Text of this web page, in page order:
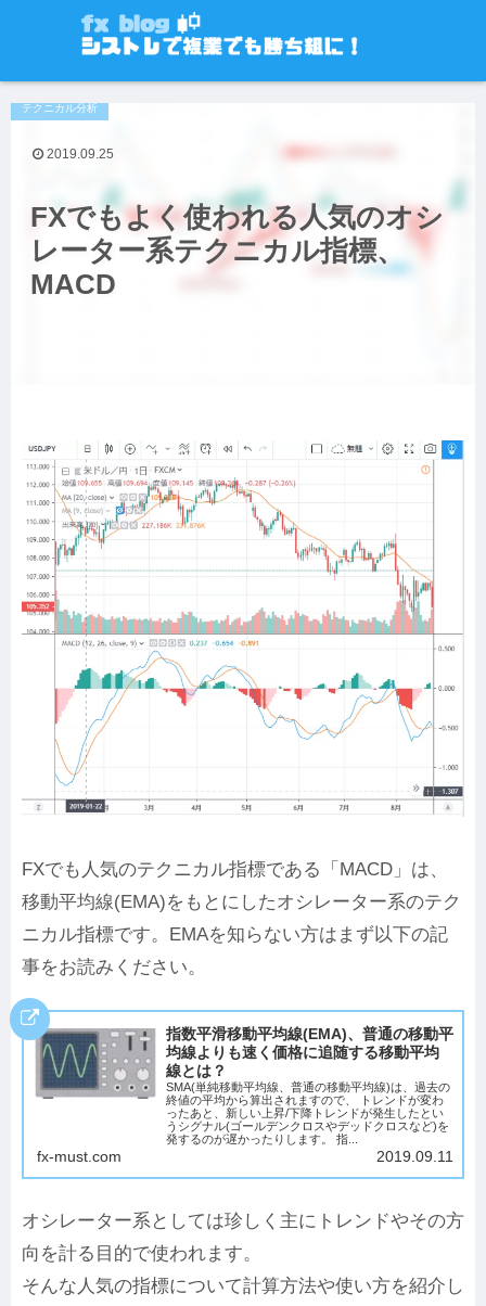
FXでもよく使われる人気のオシ
レーター系テクニカル指標、
MACD
テクニカル分析
2019.09.25
FXでも人気のテクニカル指標である「MACD」は、
移動平均線(EMA)をもとにしたオシレーター系のテク
ニカル指標です。EMAを知らない方はまず以下の記
事をお読みください。
指数平滑移動平均線(EMA)、普通の移動平
均線よりも速く価格に追随する移動平均
線とは？
SMA(単純移動平均線、普通の移動平均線)は、過去の
終値の平均から算出されますので、 トレンドが変わ
ったあと、新しい上昇/下降トレンドが発生したとい
うシグナル(ゴールデンクロスやデッドクロスなど)を
発するのが遅かったりします。 指...
fx-must.com 2019.09.11
オシレーター系としては珍しく主にトレンドやその方
向を計る目的で使われます。
そんな人気の指標について計算方法や使い方を紹介し